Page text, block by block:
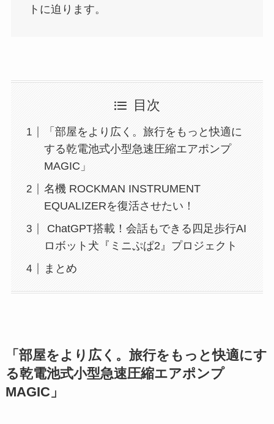
トに迫ります。
目次
「部屋をより広く。旅行をもっと快適に
する乾電池式小型急速圧縮エアポンプ
MAGIC」
名機 ROCKMAN INSTRUMENT
EQUALIZERを復活させたい！
ChatGPT搭載！会話もできる四足歩行AI
ロボット犬『ミニぷぱ2』プロジェクト
まとめ
「部屋をより広く。旅行をもっと快適にす
る乾電池式小型急速圧縮エアポンプ
MAGIC」